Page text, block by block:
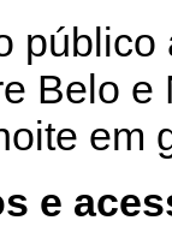
Belo
em
e